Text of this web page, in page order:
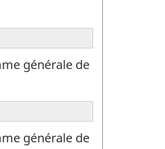
générale de
générale de